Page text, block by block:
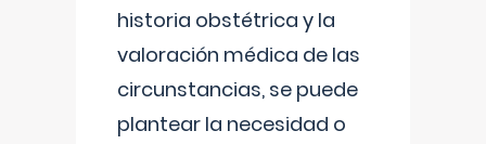
historia obstétrica y la
valoración médica de las
circunstancias, se puede
plantear la necesidad o